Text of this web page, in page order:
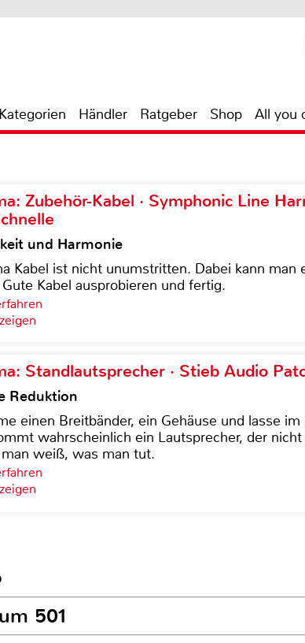
Kategorien Händler Ratgeber Shop All you
Zubehör-Kabel · Symphonic Line
und Harmonie
Kabel ist nicht unumstritten. Dabei kann man
Kabel ausprobieren und fertig.
Standlautsprecher · Stieb Audio
Reduktion
einen Breitbänder, ein Gehäuse und lasse
wahrscheinlich ein Lautsprecher, der
weiß, was man tut.
501